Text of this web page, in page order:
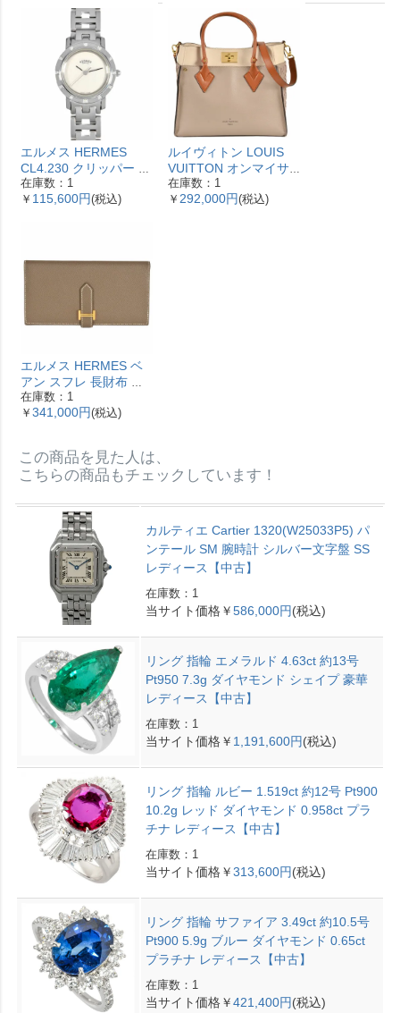
エルメス HERMES
CL4.230 クリッパー ナ
クレ 腕時計 シェル文字
盤 ベゼル12Pダイヤ レ
在庫数：1
￥ 115,600円(税込)
ルイヴィトン LOUIS
VUITTON オンマイサ
イドMM ハンドバッグ
2WAY レザー M53825
在庫数：1
￥ 292,000円(税込)
エルメス HERMES ベ
アン スフレ 長財布 ヴ
ォーエプソン Y刻印 エ
トゥープ ゴールド金具
在庫数：1
￥ 341,000円(税込)
この商品を見た人は、
こちらの商品もチェックしています！
カルティエ Cartier 1320(W25033P5) パ
ンテール SM 腕時計 シルバー文字盤 SS
レディース【中古】
在庫数：1
当サイト価格￥586,000円(税込)
リング 指輪 エメラルド 4.63ct 約13号
Pt950 7.3g ダイヤモンド シェイプ 豪華
レディース【中古】
在庫数：1
当サイト価格￥ 1,191,600円(税込)
リング 指輪 ルビー 1.519ct 約12号 Pt900
10.2g レッド ダイヤモンド 0.958ct プラ
チナ レディース【中古】
在庫数：1
当サイト価格￥313,600円(税込)
リング 指輪 サファイア 3.49ct 約10.5号
Pt900 5.9g ブルー ダイヤモンド 0.65ct
プラチナ レディース【中古】
在庫数：1
当サイト価格￥421,400円(税込)